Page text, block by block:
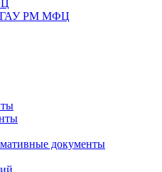
ГАУ РМ МФЦ
документы